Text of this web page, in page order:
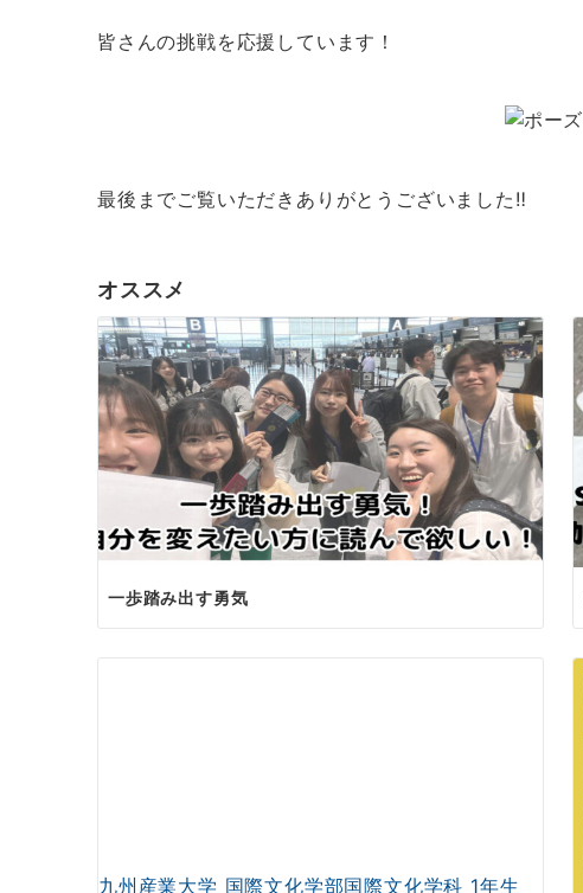
皆さんの挑戦を応援しています！
最後までご覧いただきありがとうございました‼
オススメ
一歩踏み出す勇気
九州産業大学 国際文化学部国際文化学科 1年生